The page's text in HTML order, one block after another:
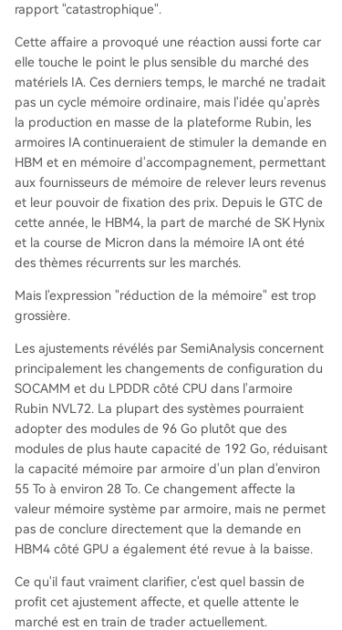
données de commandes. Le risque actuel est qu
me sans être compensée par une hausse des vol
umes. Les prochains points de validation seront l
es données de production réelle de Rubin, la ré
partition des revenus des fournisseur...
rapport "catastrophique".
Cette affaire a provoqué une réaction aussi forte car
elle touche le point le plus sensible du marché des
matériels IA. Ces derniers temps, le marché ne tradait
pas un cycle mémoire ordinaire, mais l'idée qu'après
la production en masse de la plateforme Rubin, les
armoires IA continueraient de stimuler la demande en
HBM et en mémoire d'accompagnement, permettant
aux fournisseurs de mémoire de relever leurs revenus
et leur pouvoir de fixation des prix. Depuis le GTC de
cette année, le HBM4, la part de marché de SK Hynix
et la course de Micron dans la mémoire IA ont été
des thèmes récurrents sur les marchés.
Mais l'expression "réduction de la mémoire" est trop
grossière.
Les ajustements révélés par SemiAnalysis concernent
principalement les changements de configuration du
SOCAMM et du LPDDR côté CPU dans l'armoire
Rubin NVL72. La plupart des systèmes pourraient
adopter des modules de 96 Go plutôt que des
modules de plus haute capacité de 192 Go, réduisant
la capacité mémoire par armoire d'un plan d'environ
55 To à environ 28 To. Ce changement affecte la
valeur mémoire système par armoire, mais ne permet
pas de conclure directement que la demande en
HBM4 côté GPU a également été revue à la baisse.
Ce qu'il faut vraiment clarifier, c'est quel bassin de
profit cet ajustement affecte, et quelle attente le
marché est en train de trader actuellement.